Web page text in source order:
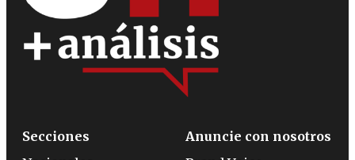
Secciones
Anuncie con nosotros